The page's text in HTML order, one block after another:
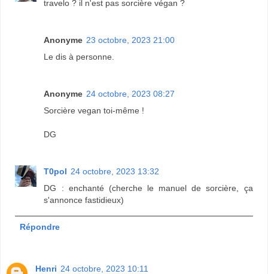
travelo ? il n'est pas sorcière végan ?
Anonyme 23 octobre, 2023 21:00
Le dis à personne.
Anonyme 24 octobre, 2023 08:27
Sorcière vegan toi-même !
DG
T0pol 24 octobre, 2023 13:32
DG : enchanté (cherche le manuel de sorcière, ça
s'annonce fastidieux)
Répondre
Henri 24 octobre, 2023 10:11